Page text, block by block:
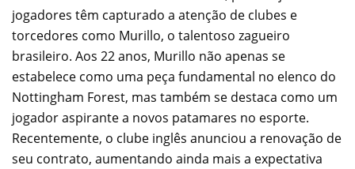
jogadores têm capturado a atenção de clubes e
torcedores como Murillo, o talentoso zagueiro
brasileiro. Aos 22 anos, Murillo não apenas se
estabelece como uma peça fundamental no elenco do
Nottingham Forest, mas também se destaca como um
jogador aspirante a novos patamares no esporte.
Recentemente, o clube inglês anunciou a renovação de
seu contrato, aumentando ainda mais a expectativa